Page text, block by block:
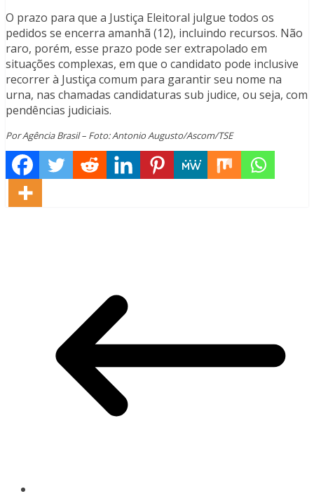
O prazo para que a Justiça Eleitoral julgue todos os
pedidos se encerra amanhã (12), incluindo recursos. Não
raro, porém, esse prazo pode ser extrapolado em
situações complexas, em que o candidato pode inclusive
recorrer à Justiça comum para garantir seu nome na
urna, nas chamadas candidaturas sub judice, ou seja, com
pendências judiciais.
Por Agência Brasil – Foto: Antonio Augusto/Ascom/TSE